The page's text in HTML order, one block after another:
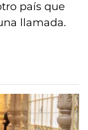
país que
llamada.